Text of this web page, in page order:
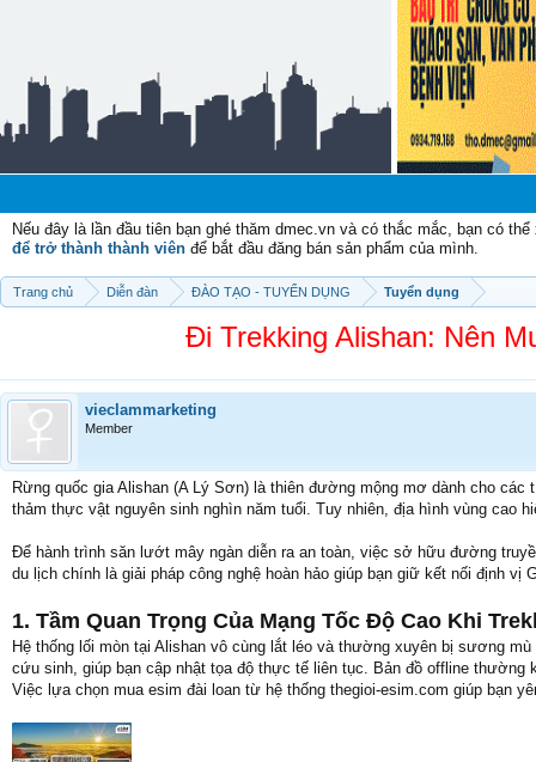
Nếu đây là lần đầu tiên bạn ghé thăm dmec.vn và có thắc mắc, bạn có
để trở thành thành viên để bắt đầu đăng bán sản phẩm của mình.
Trang chủ Diễn đàn ĐÀO TẠO - TUYỂN DỤNG Tuyển dụng
Đi Trekking Alishan: Nên
vieclammarketing
Member
Rừng quốc gia Alishan (A Lý Sơn) là thiên đường mộng mơ dành cho
thảm thực vật nguyên sinh nghìn năm tuổi. Tuy nhiên, địa hình vùng
Để hành trình săn lướt mây ngàn diễn ra an toàn, việc sở hữu đường
du lịch chính là giải pháp công nghệ hoàn hảo giúp bạn giữ kết nối định vị
1. Tầm Quan Trọng Của Mạng Tốc Độ Cao Khi
Hệ thống lối mòn tại Alishan vô cùng lắt léo và thường xuyên bị sương
cứu sinh, giúp bạn cập nhật tọa độ thực tế liên tục. Bản đồ offline
Việc lựa chọn mua esim đài loan từ hệ thống thegioi-esim.com giúp bạn